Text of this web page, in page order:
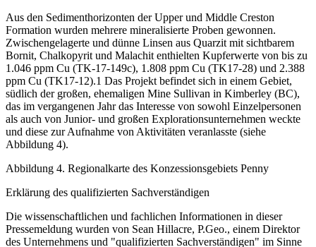
Aus den Sedimenthorizonten der Upper und Middle Creston
Formation wurden mehrere mineralisierte Proben gewonnen.
Zwischengelagerte und dünne Linsen aus Quarzit mit sichtbarem
Bornit, Chalkopyrit und Malachit enthielten Kupferwerte von bis zu
1.046 ppm Cu (TK-17-149c), 1.808 ppm Cu (TK17-28) und 2.388
ppm Cu (TK17-12).1 Das Projekt befindet sich in einem Gebiet,
südlich der großen, ehemaligen Mine Sullivan in Kimberley (BC),
das im vergangenen Jahr das Interesse von sowohl Einzelpersonen
als auch von Junior- und großen Explorationsunternehmen weckte
und diese zur Aufnahme von Aktivitäten veranlasste (siehe
Abbildung 4).
Abbildung 4. Regionalkarte des Konzessionsgebiets Penny
Erklärung des qualifizierten Sachverständigen
Die wissenschaftlichen und fachlichen Informationen in dieser
Pressemeldung wurden von Sean Hillacre, P.Geo., einem Direktor
des Unternehmens und "qualifizierten Sachverständigen" im Sinne